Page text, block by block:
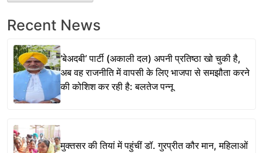
Recent News
‘बेअदबी’ पार्टी (अकाली दल) अपनी प्रतिष्ठा खो चुकी है,
अब वह राजनीति में वापसी के लिए भाजपा से समझौता करने
की कोशिश कर रही है: बलतेज पन्नू
मुक्तसर की तियां में पहुंचीं डॉ. गुरप्रीत कौर मान, महिलाओं